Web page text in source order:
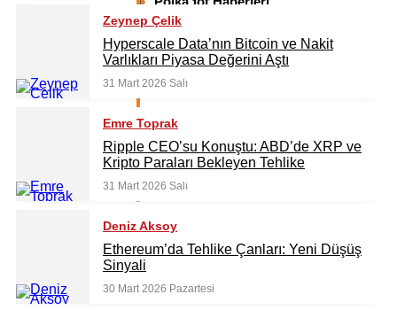
Sui Haberleri
Tron Haberleri
Memecoin Haberleri
Stablecoin Haberleri
Zeynep Çelik
Hyperscale Data’nın Bitcoin ve Nakit
Varlıkları Piyasa Değerini Aştı
31 Mart 2026 Salı
Emre Toprak
Ripple CEO’su Konuştu: ABD’de XRP ve
Kripto Paraları Bekleyen Tehlike
31 Mart 2026 Salı
Deniz Aksoy
Ethereum’da Tehlike Çanları: Yeni Düşüş
Sinyali
30 Mart 2026 Pazartesi